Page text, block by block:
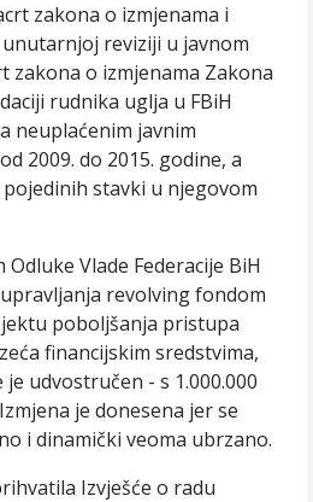
zakona o izmjenama i
reviziji u javnom
zakona o izmjenama Zakona
rudnika uglja u FBiH
neuplaćenim javnim
2009. do 2015. godine, a
stavki u njegovom
Vlade Federacije BiH
revolving fondom
poboljšanja pristupa
financijskim sredstvima,
udvostručen - s 1.000.000
je donesena jer se
i dinamički veoma ubrzano.
Izvješće o radu